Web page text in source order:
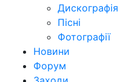
Дискографія
Пісні
Фотографії
Новини
Форум